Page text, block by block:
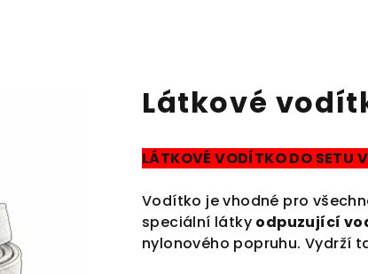
Látkové
LÁTKOVÉ VODÍTKO DO SETU
Vodítko je vhodné pro
speciální látky odpuzující
nylonového popruhu. Vydrží